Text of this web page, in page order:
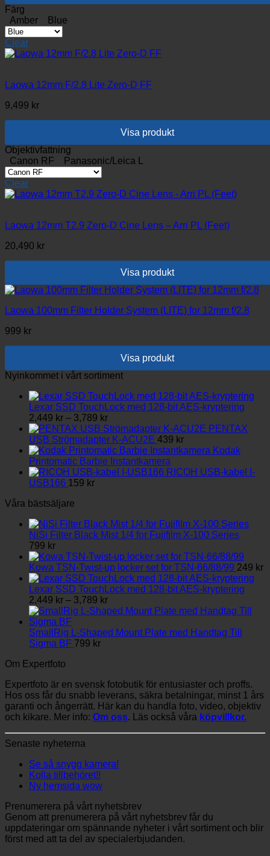
Den
här
produkten
har
flera
olika
kan
Färg
Amber
Blue
Clear
Laowa 12mm F/2.8 Lite Zero-D FF
9,499 kr
Visa produkt
Den
här
produkten
har
flera
olika
kan
Objektivfattning
Canon RF
Panasonic/Leica L
Clear
Laowa 12mm T2.9 Zero-D Cine Lens – Arri PL (Feet)
20,490 kr
Visa produkt
Laowa 100mm Filter Holder System (LITE) for 12mm f/2.8
999 kr
Visa produkt
Nyinkommet i vårt sortiment
Lexar SSD TouchLock med 128-bit AES-kryptering
2,449 kr – 3,789 krPrisintervall:
2,449 kr
till
3,789 kr
PENTAX
USB Strömadapter K-ACU2E 439 kr
Kodak
Printomatic Barbie Instantkamera
RICOH USB-kabel I-
USB166 159 kr
Våra bästsäljare
NiSi Filter Black Mist 1/4 for Fujifilm X-100 Series
799 kr
Kowa TSN-Twist-up locker set for TSN-66/88/99 249 kr
Lexar SSD TouchLock med 128-bit AES-kryptering
2,449 kr – 3,789 krPrisintervall:
2,449 kr
3,789 kr
SmallRig L-Shaped Mount Plate med Handtag Till
Sigma BF 799 kr
Om Expertfoto
Expertfoto är en svensk fotobutik för entusiaster och proffs.
Hos oss får du snabb leverans, säkra betalningar, minst 1 års
garanti och ångerrätt. Här kan du handla foto, video, objektiv
och kikare. Mer info: Om oss. Läs också våra köpvillkor.
Senaste nyheterna
Se så snygg kamera!
Kolla tillbehöret!!
Ny hemsida wow
Prenumerera på vårt nyhetsbrev
Genom att prenumerera på vårt nyhetsbrev får du
uppdateringar om spännande nyheter i vårt sortiment och blir
först med att ta del av specialerbjudanden.